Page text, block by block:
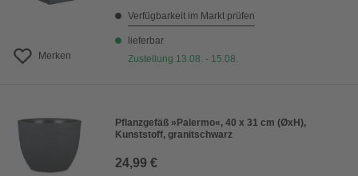
Merken
Verfügbarkeit im Markt prüfen
lieferbar
Zustellung 13.08. - 15.08.
Pflanzgefäß »Palermo«, 40 x 31 cm (ØxH),
Kunststoff, granitschwarz
24,99 €